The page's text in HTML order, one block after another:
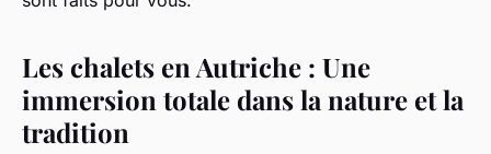
Les chalets en Autriche : Une
immersion totale dans la nature et la
tradition